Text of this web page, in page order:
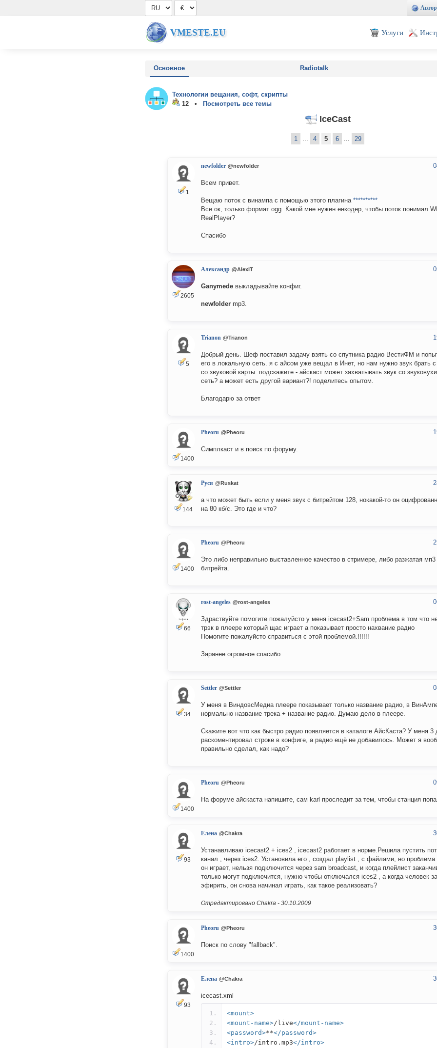
VMESTE.EU Услуги
Основное Radiotalk
Технологии вещания, софт, скрипты
12 •
Посмотреть все темы
IceCast
1 ... 4 5 6 ... 29
1
newfolder @newfolder
Всем привет.
Вещаю поток с винампа с помощью этого плагина **********
Все ок, только формат ogg. Какой мне нужен енкодер, чтобы поток понимал
RealPlayer?
Спасибо
2605
Александр @AlexIT
Ganymede выкладывайте конфиг.
newfolder mp3.
5
Trianon @Trianon
Добрый день. Шеф поставил задачу взять со спутника радио ВестиФМ и
его в локальную сеть. я с айсом уже вещал в Инет, но нам нужно звук брать с
со звуковой карты. подскажите - айскаст может захватывать звук со
сеть? а может есть другой вариант?! поделитесь опытом.
Благодарю за ответ
1400
Pheoru @Pheoru
Симплкаст и в поиск по форуму.
144
Руся @Ruskat
а что может быть если у меня звук с битрейтом 128, нокакой-то он
на 80 кб/с. Это где и что?
1400
Pheoru @Pheoru
Это либо неправильно выставленное качество в стримере, либо разжатая
битрейта.
66
rost-angeles @rost-angeles
Здраствуйте помогите пожалуйсто у меня icecast2+Sam проблема в том что
трэк в плеере который щас играет а показывает просто нахвание радио
Помогите пожалуйсто справиться с этой проблемой.!!!!!!
Заранее огромное спасибо
34
Settler @Settler
У меня в ВиндовсМедиа плеере показывает только название радио, в
нормально название трека + название радио. Думаю дело в плеере.
Скажите вот что как быстро радио появляется в каталоге АйсКаста? У меня 3
раскоментировал строке в конфиге, а радио ещё не добавилось. Может я
правильно сделал, как надо?
1400
Pheoru @Pheoru
На форуме айскаста напишите, сам karl проследит за тем, чтобы станция
93
Елена @Chakra
Устанавливаю icecast2 + ices2 , icecast2 работает в норме.Решила пустить
канал , через ices2. Установила его , создал playlist , с файлами, но проблема
он играет, нельзя подключится через sam broadcast, и когда плейлист
только могут подключится, нужно чтобы отключался ices2 , а когда человек
эфирить, он снова начинал играть, как такое реализовать?
Отредактировано Chakra - 30.10.2009
1400
Pheoru @Pheoru
Поиск по слову "fallback".
93
Елена @Chakra
icecast.xml
<mount>
<mount-name>/live</mount-name>
<password>**</password>
<intro>/intro.mp3</intro>